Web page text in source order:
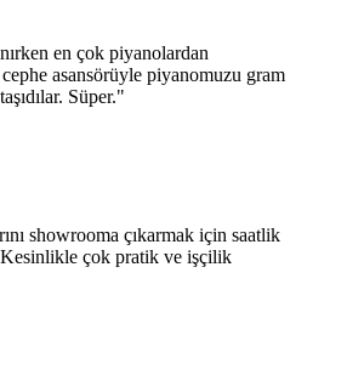
en çok piyanolardan
asansörüyle piyanomuzu gram
Süper."
showrooma çıkarmak için saatlik
Kesinlikle çok pratik ve işçilik